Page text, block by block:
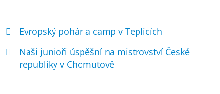
Evropský pohár a camp v Teplicích
Naši junioři úspěšní na mistrovství České
republiky v Chomutově